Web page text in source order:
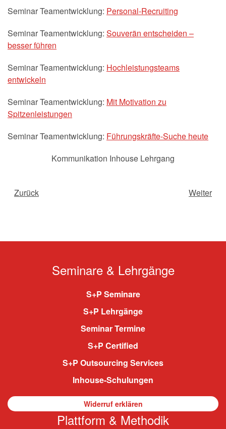
Seminar Teamentwicklung: Personal-Recruiting
Seminar Teamentwicklung: Souverän entscheiden –
besser führen
Seminar Teamentwicklung: Hochleistungsteams
entwickeln
Seminar Teamentwicklung: Mit Motivation zu
Spitzenleistungen
Seminar Teamentwicklung: Führungskräfte-Suche heute
Kommunikation Inhouse Lehrgang
Zurück Weiter
Seminare & Lehrgänge
S+P Seminare
S+P Lehrgänge
Seminar Termine
S+P Certified
S+P Outsourcing Services
Inhouse-Schulungen
Widerruf erklären
Plattform & Methodik